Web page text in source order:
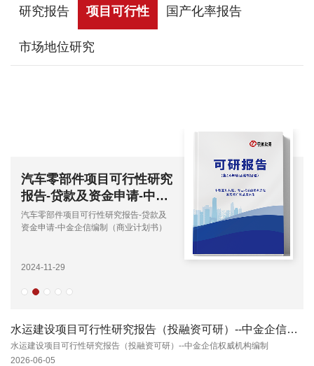
研究报告 项目可行性 国产化率报告
市场地位研究
汽车零部件项目可行性研究
报告-贷款及资金申请-中金
企信编制（商业计划书）
汽车零部件项目可行性研究报告-贷款及
资金申请-中金企信编制（商业计划书）
2024-11-29
水运建设项目可行性研究报告（投融资可研）--中金企信权威机构编制
水运建设项目可行性研究报告（投融资可研）--中金企信权威机构编制
2026-06-05